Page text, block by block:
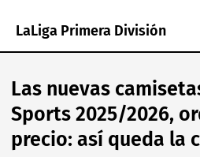
LaLiga Primera División
Las nuevas
Sports 2025/2026,
precio: así queda la